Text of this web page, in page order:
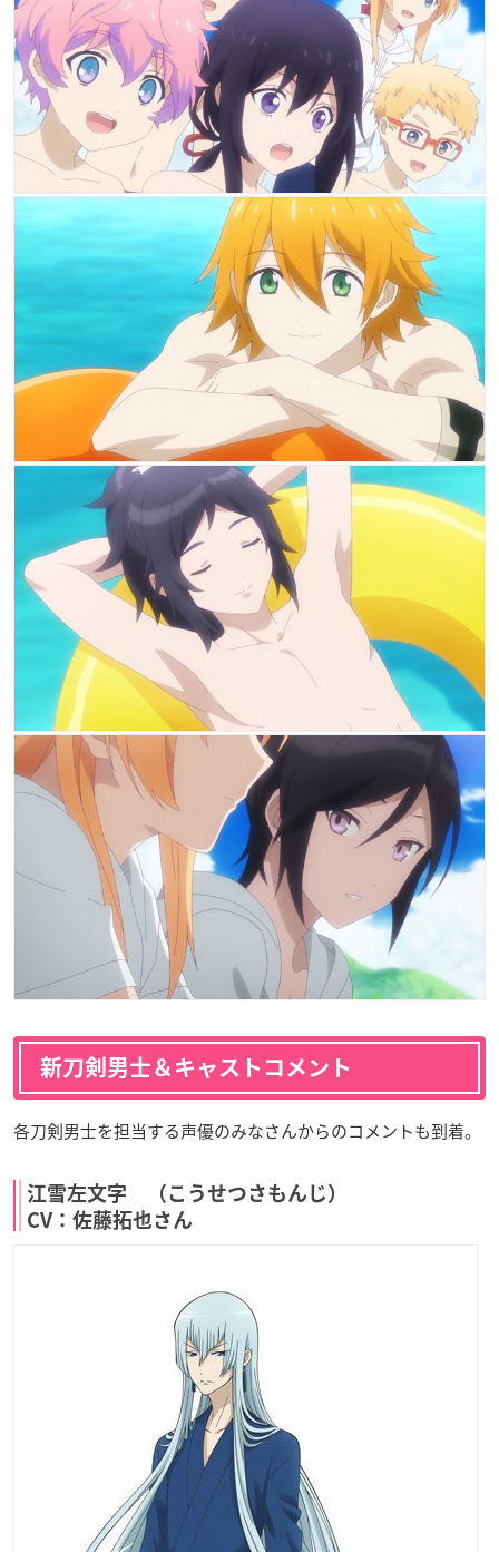
新刀剣男士＆キャストコメント
各刀剣男士を担当する声優のみなさんからのコメントも到着。
江雪左文字 （こうせつさもんじ）
CV：佐藤拓也さん